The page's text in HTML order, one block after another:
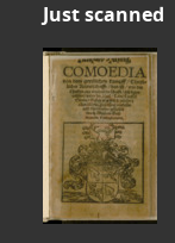
Just scanned